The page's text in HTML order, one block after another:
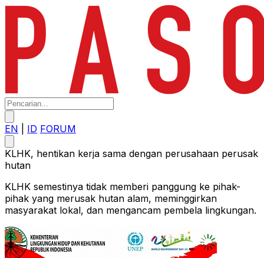
EN ID FORUM
KLHK, hentikan kerja sama dengan perusahaan perusak
hutan
KLHK semestinya tidak memberi panggung ke pihak-
pihak yang merusak hutan alam, meminggirkan
masyarakat lokal, dan mengancam pembela lingkungan.